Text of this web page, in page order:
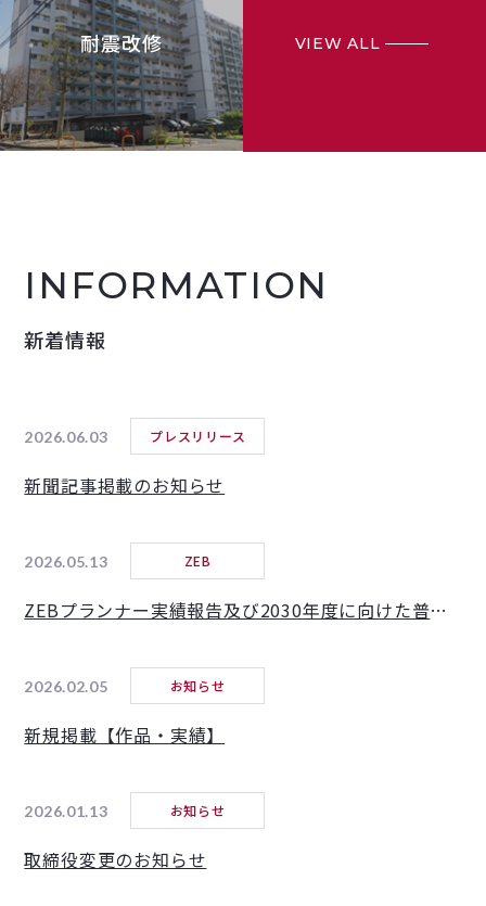
耐震改修 VIEW ALL
INFORMATION
新着情報
2026.06.03 プレスリリース
新聞記事掲載のお知らせ
2026.05.13 ZEB
ZEBプランナー実績報告及び2030年度に向けた普及目標
2026.02.05 お知らせ
新規掲載【作品・実績】
2026.01.13 お知らせ
取締役変更のお知らせ